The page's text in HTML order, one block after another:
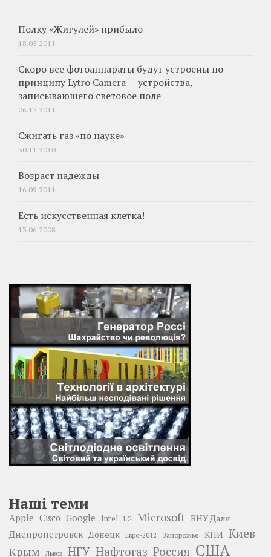
Полку «Жигулей» прибыло
18.05.2011
Скоро все фотоаппараты будут устроены по
принципу Lytro Camera — устройства,
записывающего световое поле
26.12.2011
Сжигать газ «по науке»
30.11.2010
Возраст надежды
16.09.2011
Есть искусственная клетка!
13.06.2008
Наші теми
Apple Cisco Google Intel LG Microsoft ВНУ Даля
Днепропетровск Донецк Евро-2012 Запорожье КПИ Киев
Крым Львов НГУ Нафтогаз Россия США